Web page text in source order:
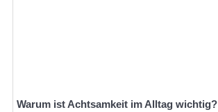
Warum ist Achtsamkeit im Alltag wichtig?